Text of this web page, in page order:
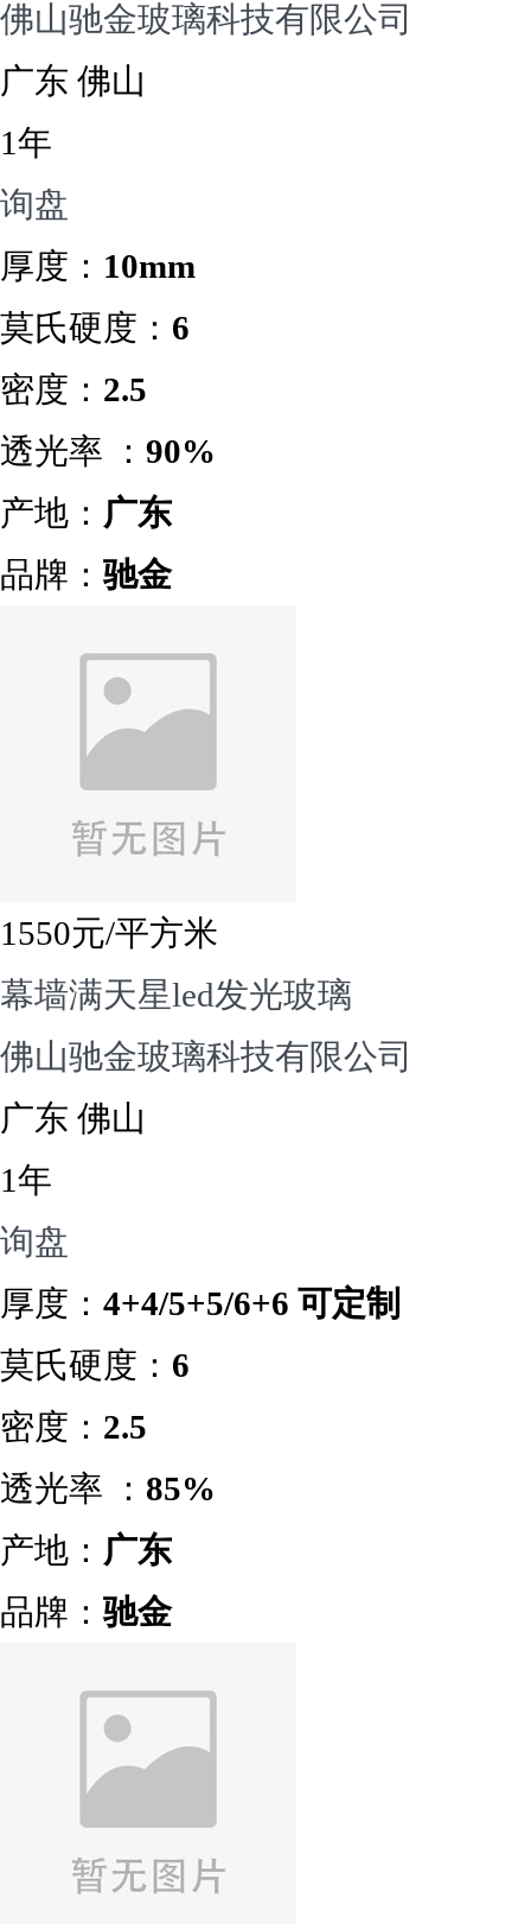
佛山驰金玻璃科技有限公司
广东 佛山
1年
询盘
厚度： 10mm
莫氏硬度： 6
密度： 2.5
透光率 ： 90%
产地： 广东
品牌： 驰金
1550元/平方米
幕墙满天星led发光玻璃
佛山驰金玻璃科技有限公司
广东 佛山
1年
询盘
厚度： 4+4/5+5/6+6 可定制
莫氏硬度： 6
密度： 2.5
透光率 ： 85%
产地： 广东
品牌： 驰金